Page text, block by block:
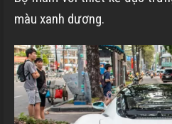
màu xanh dương.